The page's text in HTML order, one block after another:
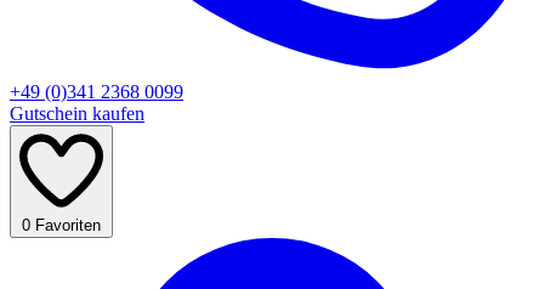
+49 (0)341 2368 0099
Gutschein kaufen
0 Favoriten